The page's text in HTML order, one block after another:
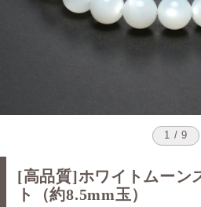
1 / 9
[高品質]ホワイトムーン
ト（約8.5mm玉）